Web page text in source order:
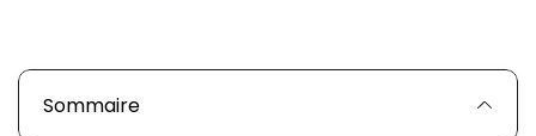
Sommaire